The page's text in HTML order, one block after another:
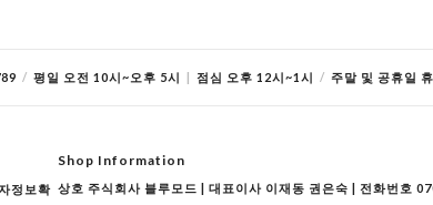
/ 평일 오전 10시~오후 5시 | 점심 오후 12시~1시 / 주말 및 공휴일
정보확
Shop Information
상호 주식회사 블루모드 | 대표이사 이재동 권은숙 | 전화번호